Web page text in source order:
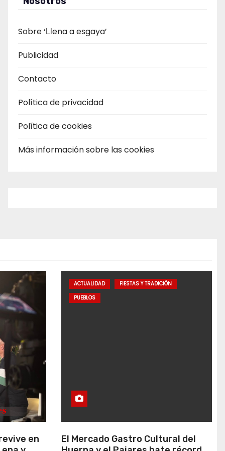
Sobre ‘Ḷḷena a esgaya’
Publicidad
Contacto
Política de privacidad
Política de cookies
Más información sobre las cookies
en
ACTUALIDAD
FIESTAS Y TRADICIÓN
PUEBLOS
El Mercado Gastro Cultural del